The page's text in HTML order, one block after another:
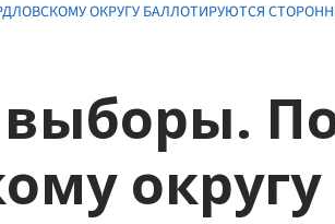
ОКРУГУ БАЛЛОТИРУЮТСЯ
округу